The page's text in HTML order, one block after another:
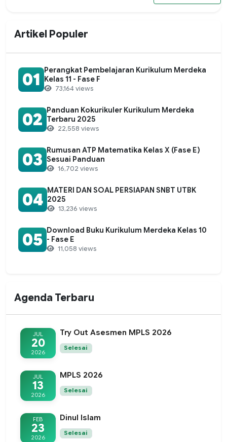
Artikel Populer
01
Perangkat Pembelajaran Kurikulum Merdeka
Kelas 11 - Fase F
73,164 views
02
Panduan Kokurikuler Kurikulum Merdeka
Terbaru 2025
22,558 views
03
Rumusan ATP Matematika Kelas X (Fase E)
Sesuai Panduan
16,702 views
04
MATERI DAN SOAL PERSIAPAN SNBT UTBK
2025
13,236 views
05
Download Buku Kurikulum Merdeka Kelas 10
- Fase E
11,058 views
Agenda Terbaru
JUL
20
2026
Try Out Asesmen MPLS 2026
Selesai
JUL
13
2026
MPLS 2026
Selesai
FEB
23
2026
Dinul Islam
Selesai